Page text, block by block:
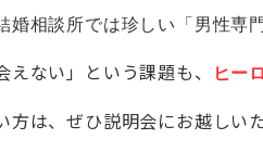
婚相談所では珍しい「男性専
ない」という課題も、 ヒー
方は、ぜひ説明会にお越し